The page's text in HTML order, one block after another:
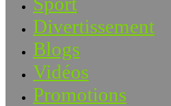
Divertissement
Blogs
Vidéos
Promotions